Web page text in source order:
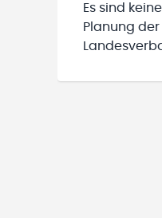
Es sind
Planung